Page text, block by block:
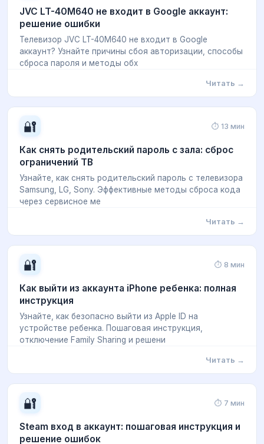
JVC LT-40M640 не входит в Google аккаунт:
решение ошибки
Телевизор JVC LT-40M640 не входит в Google
аккаунт? Узнайте причины сбоя авторизации, способы
сброса пароля и методы обх
Читать →
🔐 ⏱ 13 мин
Как снять родительский пароль с зала: сброс
ограничений ТВ
Узнайте, как снять родительский пароль с телевизора
Samsung, LG, Sony. Эффективные методы сброса кода
через сервисное ме
Читать →
🔐 ⏱ 8 мин
Как выйти из аккаунта iPhone ребенка: полная
инструкция
Узнайте, как безопасно выйти из Apple ID на
устройстве ребенка. Пошаговая инструкция,
отключение Family Sharing и решени
Читать →
🔐 ⏱ 7 мин
Steam вход в аккаунт: пошаговая инструкция и
решение ошибок